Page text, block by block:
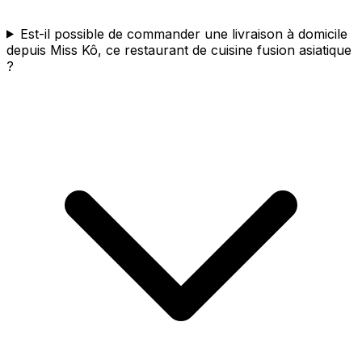
Est-il possible de commander une livraison à domicile
depuis Miss Kô, ce restaurant de cuisine fusion asiatique
?